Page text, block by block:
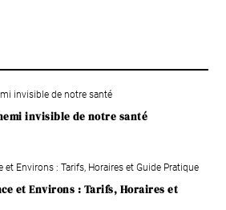
invisible de notre santé
et Environs : Tarifs, Horaires et